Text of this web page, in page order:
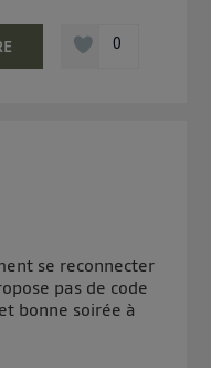
0
se reconnecter
pas de code
bonne soirée à